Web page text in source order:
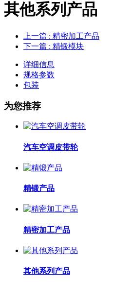
其他系列产品
上一篇 : 精密加工产品
下一篇 : 精锻模块
详细信息
规格参数
包装
为您推荐
汽车空调皮带轮
精锻产品
精密加工产品
其他系列产品